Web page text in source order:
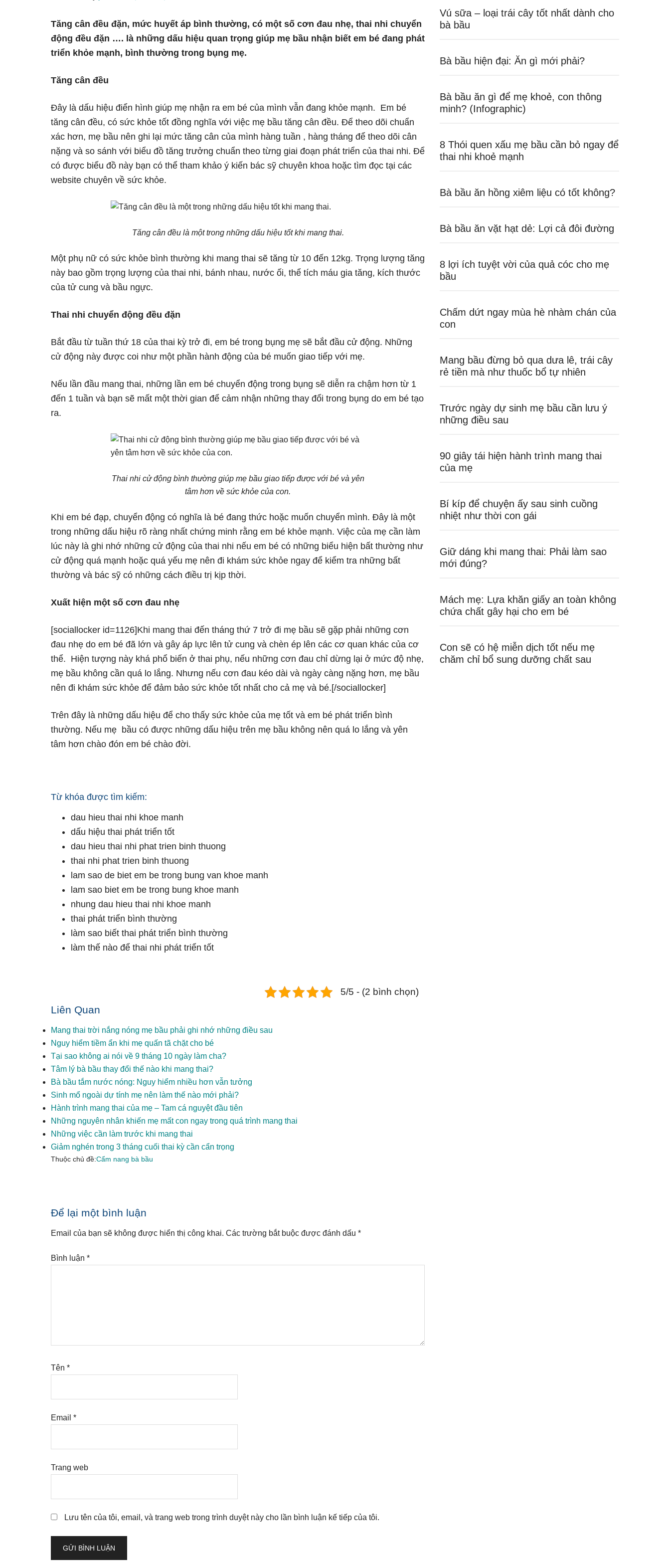
Tăng cân đều đặn, mức huyết áp bình thường, có một số cơn đau nhẹ, thai nhi chuyển
động đều đặn …. là những dấu hiệu quan trọng giúp mẹ bầu nhận biết em bé đang phát
triển khỏe mạnh, bình thường trong bụng mẹ.
Tăng cân đều
Đây là dấu hiệu điển hình giúp mẹ nhận ra em bé của mình vẫn đang khỏe mạnh. Em bé
tăng cân đều, có sức khỏe tốt đồng nghĩa với việc mẹ bầu tăng cân đều. Để theo dõi chuẩn
xác hơn, mẹ bầu nên ghi lại mức tăng cân của mình hàng tuần , hàng tháng để theo dõi cân
nặng và so sánh với biểu đồ tăng trưởng chuẩn theo từng giai đoạn phát triển của thai nhi. Để
có được biểu đồ này bạn có thể tham khảo ý kiến bác sỹ chuyên khoa hoặc tìm đọc tại các
website chuyên về sức khỏe.
Tăng cân đều là một trong những dấu hiệu tốt khi mang thai.
Một phụ nữ có sức khỏe bình thường khi mang thai sẽ tăng từ 10 đến 12kg. Trọng lượng tăng
này bao gồm trọng lượng của thai nhi, bánh nhau, nước ối, thể tích máu gia tăng, kích thước
của tử cung và bầu ngực.
Thai nhi chuyển động đều đặn
Bắt đầu từ tuần thứ 18 của thai kỳ trở đi, em bé trong bụng mẹ sẽ bắt đầu cử động. Những
cử động này được coi như một phần hành động của bé muốn giao tiếp với mẹ.
Nếu lần đầu mang thai, những lần em bé chuyển động trong bụng sẽ diễn ra chậm hơn từ 1
đến 1 tuần và bạn sẽ mất một thời gian để cảm nhận những thay đổi trong bụng do em bé tạo
ra.
Thai nhi cử động bình thường giúp mẹ bầu giao tiếp được với bé và yên
tâm hơn về sức khỏe của con.
Khi em bé đạp, chuyển động có nghĩa là bé đang thức hoặc muốn chuyển mình. Đây là một
trong những dấu hiệu rõ ràng nhất chứng minh rằng em bé khỏe mạnh. Việc của mẹ cần làm
lúc này là ghi nhớ những cử động của thai nhi nếu em bé có những biểu hiện bất thường như
cử động quá mạnh hoặc quá yếu mẹ nên đi khám sức khỏe ngay để kiểm tra những bất
thường và bác sỹ có những cách điều trị kịp thời.
Xuất hiện một số cơn đau nhẹ
[sociallocker id=1126]Khi mang thai đến tháng thứ 7 trở đi mẹ bầu sẽ gặp phải những cơn
đau nhẹ do em bé đã lớn và gây áp lực lên tử cung và chèn ép lên các cơ quan khác của cơ
thể. Hiện tượng này khá phổ biến ở thai phụ, nếu những cơn đau chỉ dừng lại ở mức độ nhẹ,
mẹ bầu không cần quá lo lắng. Nhưng nếu cơn đau kéo dài và ngày càng nặng hơn, mẹ bầu
nên đi khám sức khỏe để đảm bảo sức khỏe tốt nhất cho cả mẹ và bé.[/sociallocker]
Trên đây là những dấu hiệu để cho thấy sức khỏe của mẹ tốt và em bé phát triển bình
thường. Nếu mẹ bầu có được những dấu hiệu trên mẹ bầu không nên quá lo lắng và yên
tâm hơn chào đón em bé chào đời.
Từ khóa được tìm kiếm:
dau hieu thai nhi khoe manh
dấu hiệu thai phát triển tốt
dau hieu thai nhi phat trien binh thuong
thai nhi phat trien binh thuong
lam sao de biet em be trong bung van khoe manh
lam sao biet em be trong bung khoe manh
nhung dau hieu thai nhi khoe manh
thai phát triển bình thường
làm sao biết thai phát triển bình thường
làm thế nào để thai nhi phát triển tốt
5/5 - (2 bình chọn)
Liên Quan
Mang thai trời nắng nóng mẹ bầu phải ghi nhớ những điều sau
Nguy hiểm tiềm ẩn khi mẹ quấn tã chặt cho bé
Tại sao không ai nói về 9 tháng 10 ngày làm cha?
Tâm lý bà bầu thay đổi thế nào khi mang thai?
Bà bầu tắm nước nóng: Nguy hiểm nhiều hơn vẫn tưởng
Sinh mổ ngoài dự tính mẹ nên làm thế nào mới phải?
Hành trình mang thai của mẹ – Tam cá nguyệt đầu tiên
Những nguyên nhân khiến mẹ mất con ngay trong quá trình mang thai
Những việc cần làm trước khi mang thai
Giảm nghén trong 3 tháng cuối thai kỳ cần cẩn trọng
Thuộc chủ đề:Cẩm nang bà bầu
Reader
Interactions
Để lại một bình luận
Email của bạn sẽ không được hiển thị công khai. Các trường bắt buộc được đánh dấu *
Bình luận *
Tên *
Email *
Trang web
Lưu tên của tôi, email, và trang web trong trình duyệt này cho lần bình luận kế tiếp của tôi.
Vú sữa – loại trái cây tốt nhất dành cho
bà bầu
Bà bầu hiện đại: Ăn gì mới phải?
Bà bầu ăn gì để mẹ khoẻ, con thông
minh? (Infographic)
8 Thói quen xấu mẹ bầu cần bỏ ngay để
thai nhi khoẻ mạnh
Bà bầu ăn hồng xiêm liệu có tốt không?
Bà bầu ăn vặt hạt dẻ: Lợi cả đôi đường
8 lợi ích tuyệt vời của quả cóc cho mẹ
bầu
Chấm dứt ngay mùa hè nhàm chán của
con
Mang bầu đừng bỏ qua dưa lê, trái cây
rẻ tiền mà như thuốc bổ tự nhiên
Trước ngày dự sinh mẹ bầu cần lưu ý
những điều sau
90 giây tái hiện hành trình mang thai
của mẹ
Bí kíp để chuyện ấy sau sinh cuồng
nhiệt như thời con gái
Giữ dáng khi mang thai: Phải làm sao
mới đúng?
Mách mẹ: Lựa khăn giấy an toàn không
chứa chất gây hại cho em bé
Con sẽ có hệ miễn dịch tốt nếu mẹ
chăm chỉ bổ sung dưỡng chất sau